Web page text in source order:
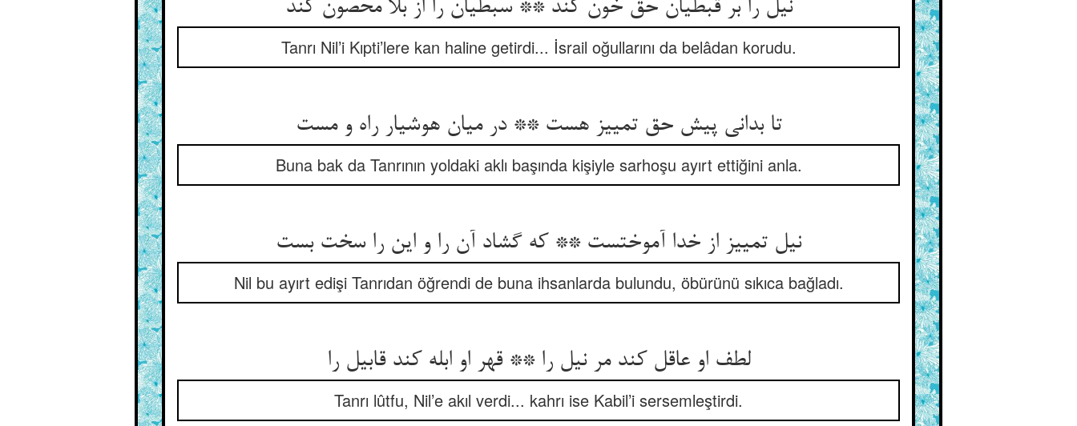
نیل را بر قبطیان حق خون کند ** سبطیان را از بلا محصون کند
Tanrı Nil’i Kıpti’lere kan haline getirdi... İsrail oğullarını da belâdan korudu.
تا بدانی پیش حق تمییز هست ** در میان هوشیار راه و مست
Buna bak da Tanrının yoldaki aklı başında kişiyle sarhoşu ayırt ettiğini anla.
نیل تمییز از خدا آموختست ** که گشاد آن را و این را سخت بست
Nil bu ayırt edişi Tanrıdan öğrendi de buna ihsanlarda bulundu, öbürünü sıkıca bağladı.
لطف او عاقل کند مر نیل را ** قهر او ابله کند قابیل را
Tanrı lûtfu, Nil’e akıl verdi... kahrı ise Kabil’i sersemleştirdi.